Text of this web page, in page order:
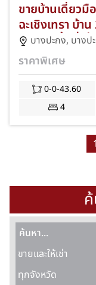
ขายบ้านเดี่ยวมื
ฉะเชิงเทรา บ้
จอดรถ พื้นที่เริ่ม
ศักยภาพติดถน
องแถมครบ
บางปะกง, บางป
ราคาพิเศษ
0-0-43.60
4
1